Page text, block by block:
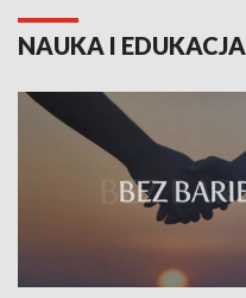
NAUKA I EDUKACJA